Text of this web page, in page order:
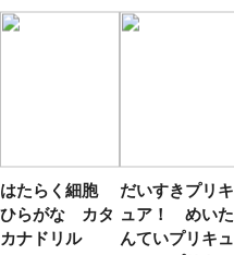
はたらく細胞
ひらがな カタ
カナドリル
だいすきプリキ
ュア！ めいた
んていプリキュ